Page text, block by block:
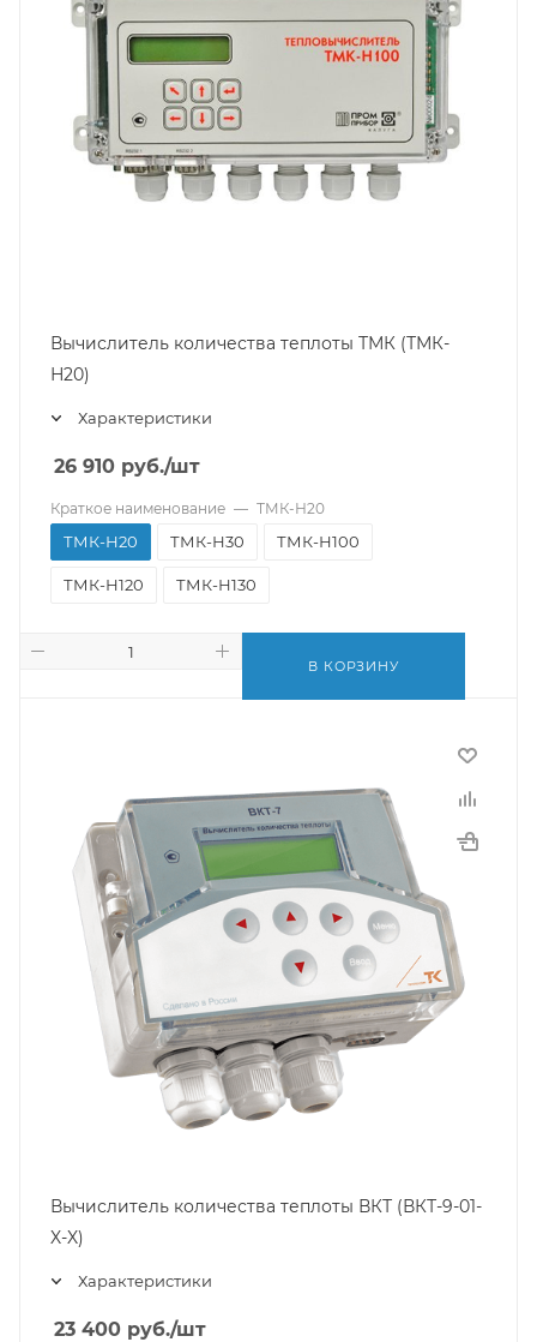
Вычислитель количества теплоты ТМК (ТМК-
Н20)
Характеристики
26 910 руб./шт
Краткое наименование — ТМК-Н20
ТМК-Н20 ТМК-Н30 ТМК-Н100
ТМК-Н120 ТМК-Н130
В КОРЗИНУ
Вычислитель количества теплоты ВКТ (ВКТ-9-01-
X-X)
Характеристики
23 400 руб./шт